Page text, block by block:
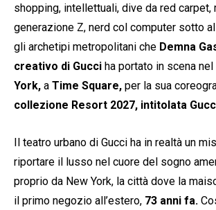
shopping, intellettuali, dive da red carpet,
generazione Z, nerd col computer sotto
gli archetipi metropolitani che Demna
creativo di Gucci ha portato in scena
York, a Time Square, per la sua
collezione Resort 2027, intitolata
Il teatro urbano di Gucci ha in realtà un
riportare il lusso nel cuore del sogno
proprio da New York, la città dove la
il primo negozio all’estero, 73 anni fa.